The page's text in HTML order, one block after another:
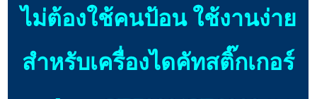
ไม่ต้องใช้คนป้อน ใช้งานง่าย
สำหรับเครื่องไดคัทสติ๊กเกอร์